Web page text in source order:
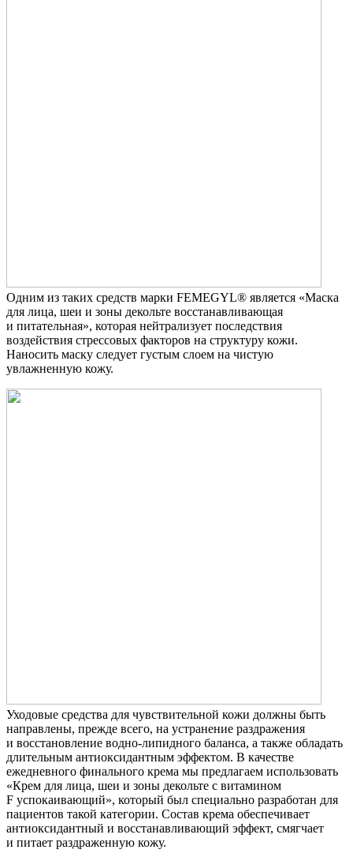
Одним из таких средств марки FEMEGYL® является «Маска
для лица, шеи и зоны декольте восстанавливающая
и питательная», которая нейтрализует последствия
воздействия стрессовых факторов на структуру кожи.
Наносить маску следует густым слоем на чистую
увлажненную кожу.
Уходовые средства для чувствительной кожи должны быть
направлены, прежде всего, на устранение раздражения
и восстановление водно-липидного баланса, а также обладать
длительным антиоксидантным эффектом. В качестве
ежедневного финального крема мы предлагаем использовать
«Крем для лица, шеи и зоны декольте с витамином
F успокаивающий», который был специально разработан для
пациентов такой категории. Состав крема обеспечивает
антиоксидантный и восстанавливающий эффект, смягчает
и питает раздраженную кожу.